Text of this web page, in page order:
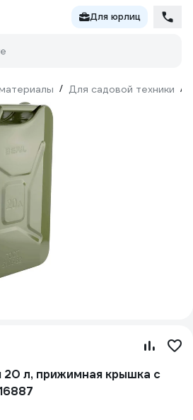
Для юрлиц
/ Для садовой техники /
20 л, прижимная крышка с